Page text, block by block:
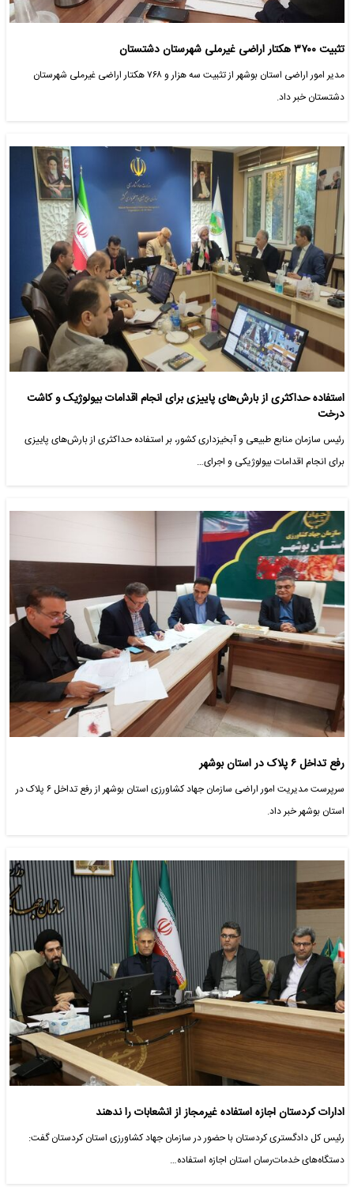
تثبیت ۳۷۰۰ هکتار اراضی غیرملی شهرستان دشتستان
مدیر امور اراضی استان بوشهر از تثبیت سه هزار و ۷۶۸ هکتار اراضی غیرملی شهرستان
دشتستان خبر داد.
استفاده حداکثری از بارش‌های پاییزی برای انجام اقدامات بیولوژیک و کاشت
درخت
رئیس سازمان منابع طبیعی و آبخیزداری کشور، بر استفاده حداکثری از بارش‌های پاییزی
برای انجام اقدامات بیولوژیکی و اجرای…
رفع تداخل ۶ پلاک در استان بوشهر
سرپرست مدیریت امور اراضی سازمان جهاد کشاورزی استان بوشهر از رفع تداخل ۶ پلاک در
استان بوشهر خبر داد.
ادارات کردستان اجازه استفاده غیرمجاز از انشعابات را ندهند
رئیس کل دادگستری کردستان با حضور در سازمان جهاد کشاورزی استان کردستان گفت:
دستگاه‌های خدمات‌رسان استان اجازه استفاده…